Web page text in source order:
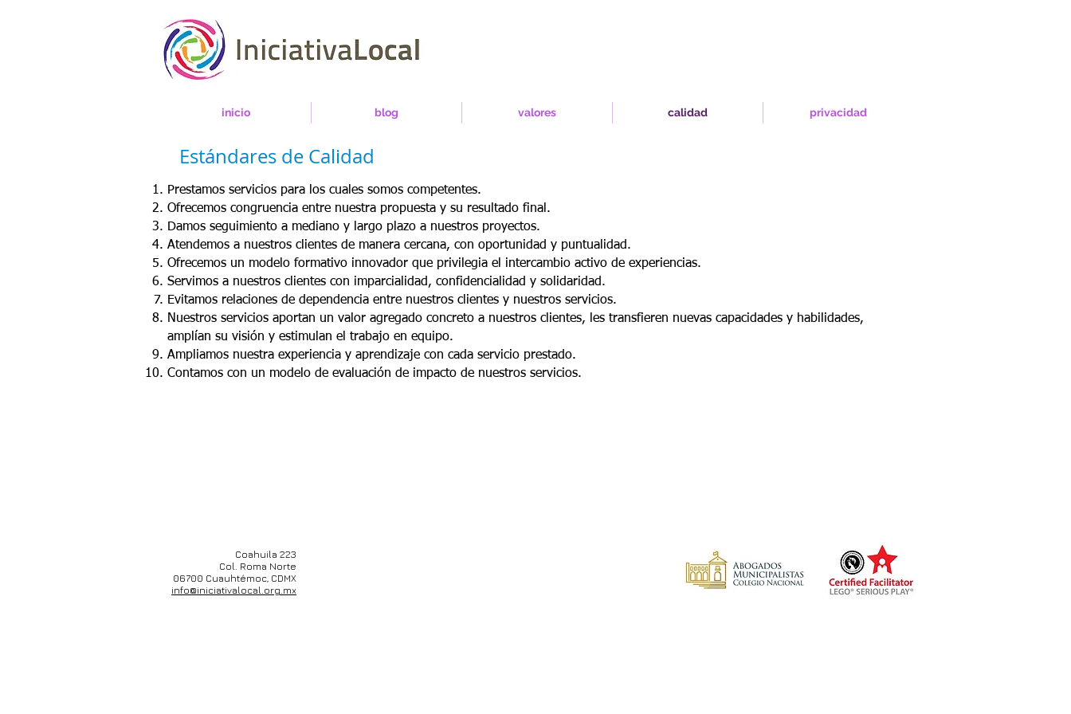
inicio blog valores calidad privacidad
Estándares de Calidad
Prestamos servicios para los cuales somos competentes.
Ofrecemos congruencia entre nuestra propuesta y su resultado final.
Damos seguimiento a mediano y largo plazo a nuestros proyectos.
Atendemos a nuestros clientes de manera cercana, con oportunidad y puntualidad.
Ofrecemos un modelo formativo innovador que privilegia el intercambio activo de experiencias.
Servimos a nuestros clientes con imparcialidad, confidencialidad y solidaridad.
Evitamos relaciones de dependencia entre nuestros clientes y nuestros servicios.
Nuestros servicios aportan un valor agregado concreto a nuestros clientes, les transfieren nuevas capacidades y habilidades,
amplían su visión y estimulan el trabajo en equipo.
Ampliamos nuestra experiencia y aprendizaje con cada servicio prestado.
Contamos con un modelo de evaluación de impacto de nuestros servicios.
Coahuila 223
Col. Roma Norte
06700 Cuauhtémoc, CDMX
info@iniciativalocal.org.mx